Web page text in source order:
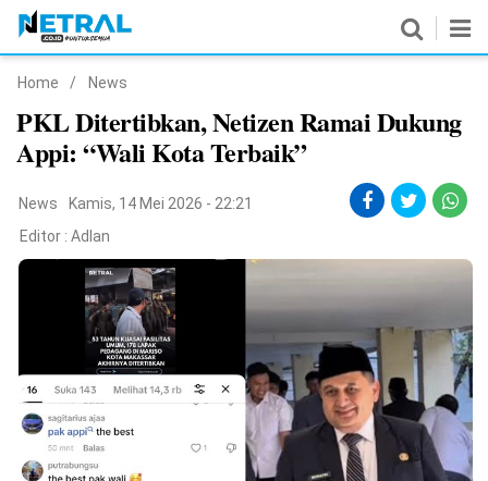
Nasional
Pemerintahan
Politik
Hukrim
Pendidikan
Peristiwa
Olahraga
Home / News
PKL Ditertibkan, Netizen Ramai Dukung
Appi: “Wali Kota Terbaik”
News
Kamis, 14 Mei 2026 - 22:21
Editor : Adlan